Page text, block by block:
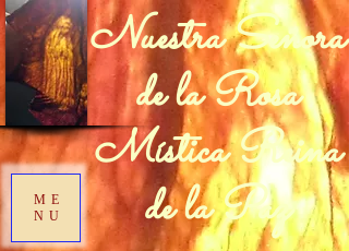
ME
NU
Nuestra Señora
de la Rosa
Mística Reina
de la Paz